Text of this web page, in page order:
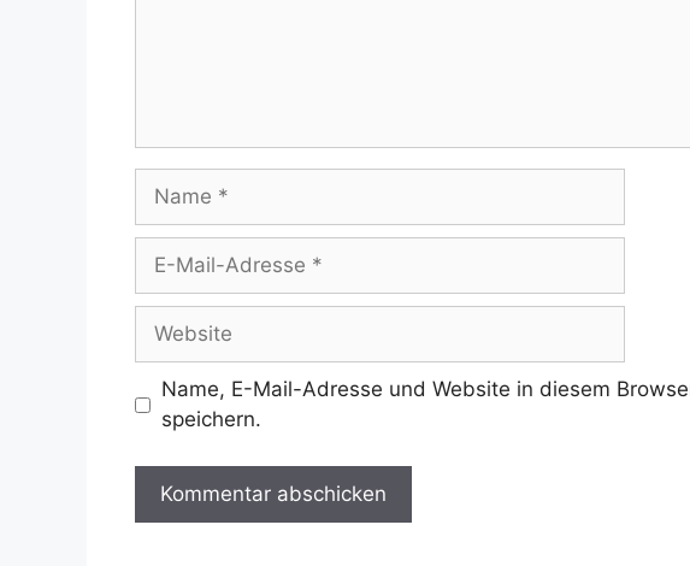
Name
Adresse
Website
Name, E-Mail-Adresse und Website in diesem
speichern.